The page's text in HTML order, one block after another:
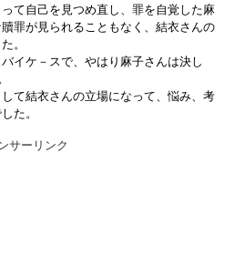
て自己を見つめ直し、罪を自覚した麻
罪が見られることもなく、結衣さんの
。
イケ－スで、やはり麻子さんは決し
て結衣さんの立場になって、悩み、考
た。
サーリンク